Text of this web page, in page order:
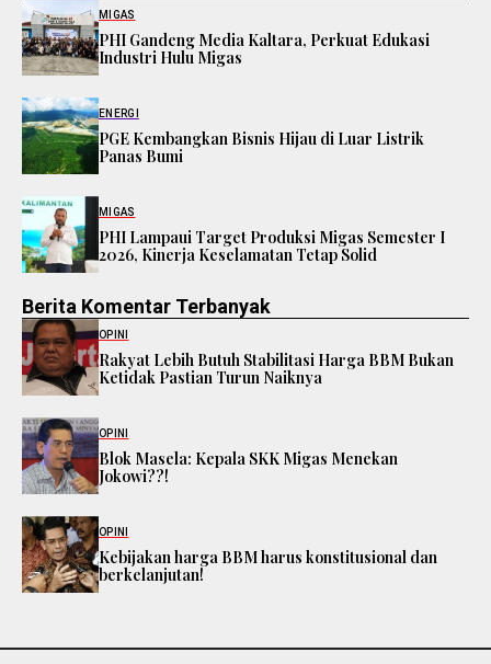
MIGAS
PHI Gandeng Media Kaltara, Perkuat Edukasi
Industri Hulu Migas
ENERGI
PGE Kembangkan Bisnis Hijau di Luar Listrik
Panas Bumi
MIGAS
PHI Lampaui Target Produksi Migas Semester I
2026, Kinerja Keselamatan Tetap Solid
Berita Komentar Terbanyak
OPINI
Rakyat Lebih Butuh Stabilitasi Harga BBM Bukan
Ketidak Pastian Turun Naiknya
OPINI
Blok Masela: Kepala SKK Migas Menekan
Jokowi??!
OPINI
Kebijakan harga BBM harus konstitusional dan
berkelanjutan!